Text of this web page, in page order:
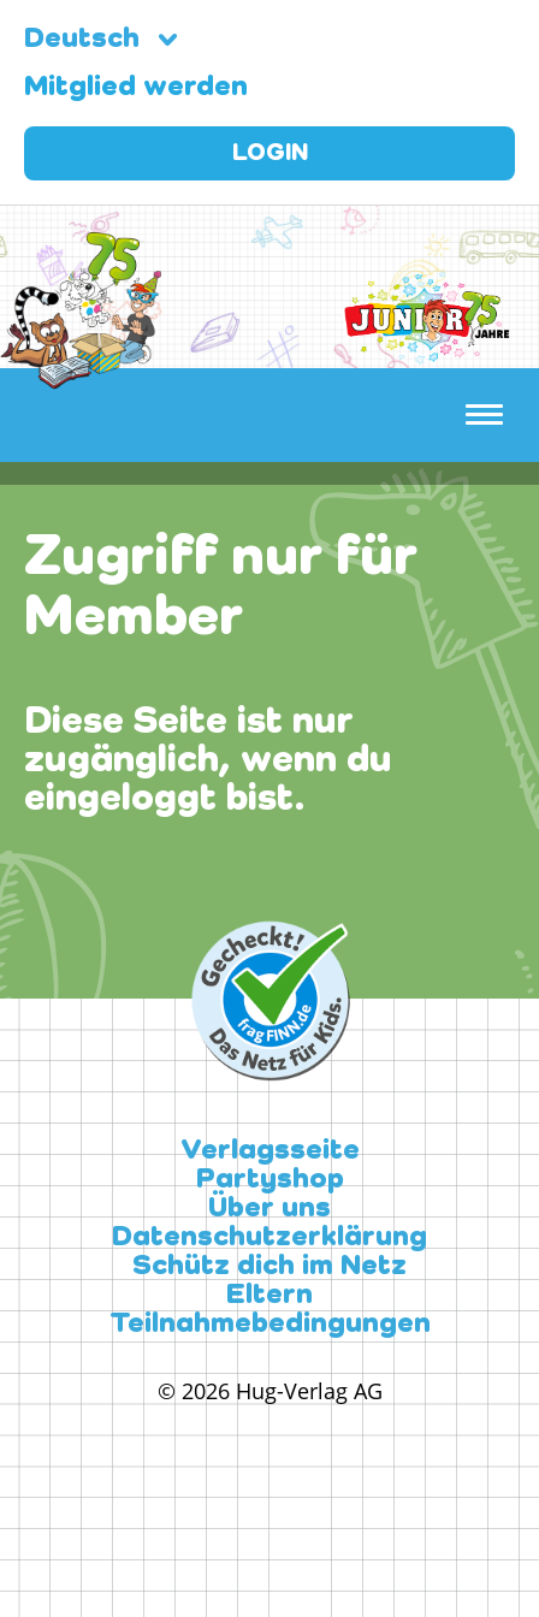
Deutsch
Mitglied werden
LOGIN
Zugriff nur für
Member
Diese Seite ist nur
zugänglich, wenn du
eingeloggt bist.
Verlagsseite
Partyshop
Über uns
Datenschutzerklärung
Schütz dich im Netz
Eltern
Teilnahmebedingungen
© 2026 Hug-Verlag AG